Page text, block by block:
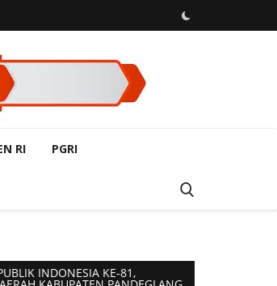
RI PGRI
INDONESIA KE-81,